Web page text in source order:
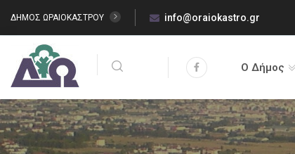
ΔΗΜΟΣ ΩΡΑΙΟΚΑΣΤΡΟΥ info@oraiokastro.gr
Ο Δήμος